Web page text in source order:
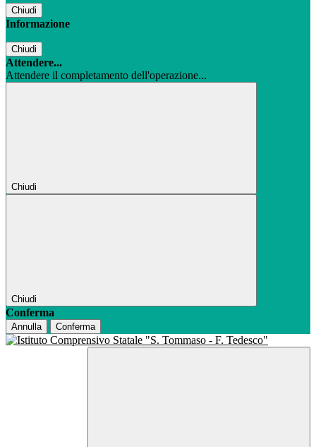
Chiudi
Informazione
Chiudi
Attendere...
Attendere il completamento dell'operazione...
Chiudi
Chiudi
Conferma
Annulla Conferma